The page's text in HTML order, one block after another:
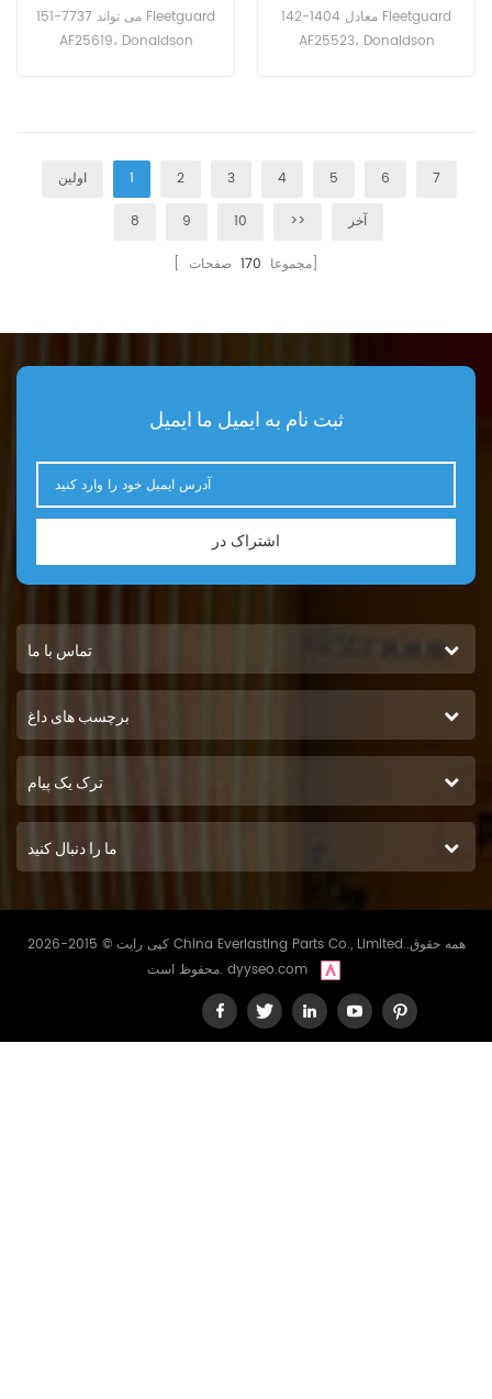
151-7737 می تواند Fleetguard
AF25619، Donaldson
مارک: کاترپیلار
1421404142-1404 معادل Fleetguard
AF25523، Donaldson
اولین 1 2 3 4 5 6 7
8 9 10 >> آخر
[ مجموعا 170 صفحات]
ثبت نام به ایمیل ما ایمیل
اشتراک در
تماس با ما
برچسب های داغ
ترک یک پیام
ما را دنبال کنید
کپی رایت © 2015-2026 China Everlasting Parts Co., Limited..همه حقوق
محفوظ است. dyyseo.com